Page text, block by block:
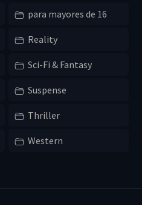
para mayores de 16
Reality
Sci-Fi & Fantasy
Suspense
Thriller
Western